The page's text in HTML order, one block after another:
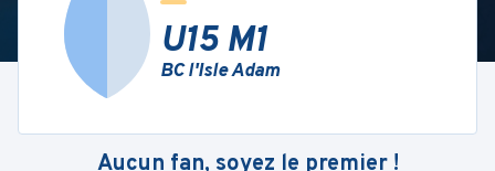
U15 M1
BC l'Isle Adam
Aucun fan, soyez le premier !